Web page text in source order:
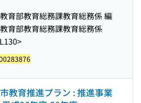
育部教育総務課教育総務係 編
育部教育総務課教育総務係
教育推進プラン : 推進事業